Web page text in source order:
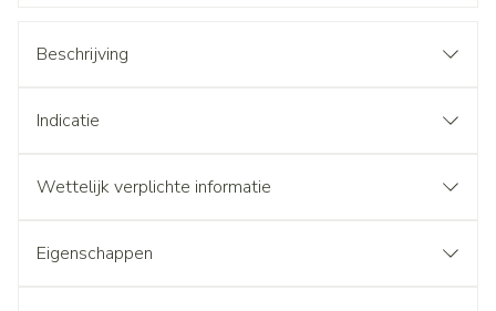
Beschrijving
Indicatie
Wettelijk verplichte informatie
Eigenschappen